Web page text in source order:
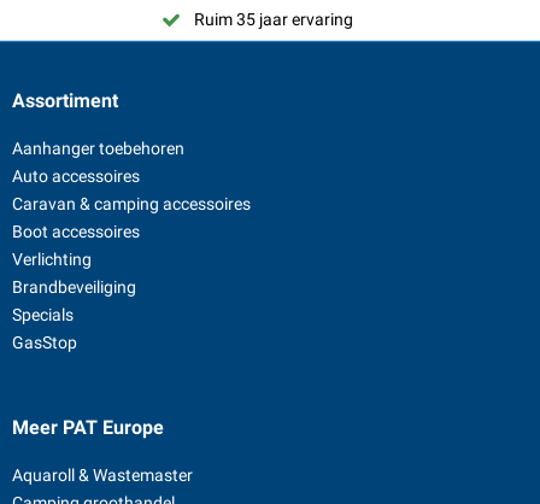
Ruim 35 jaar ervaring
Assortiment
Aanhanger toebehoren
Auto accessoires
Caravan & camping accessoires
Boot accessoires
Verlichting
Brandbeveiliging
Specials
GasStop
Meer PAT Europe
Aquaroll & Wastemaster